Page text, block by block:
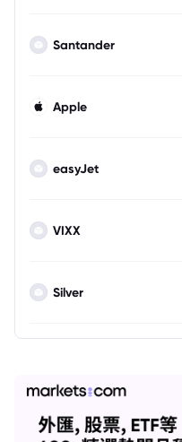
Santander
Apple
easyJet
VIXX
Silver